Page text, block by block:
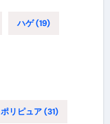
ハゲ(19)
ポリピュア(31)